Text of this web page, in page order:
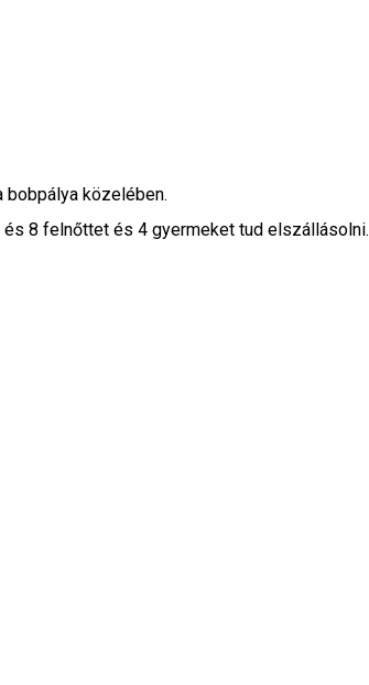
bobpálya közelében.
8 felnőttet és 4 gyermeket tud elszállásolni.